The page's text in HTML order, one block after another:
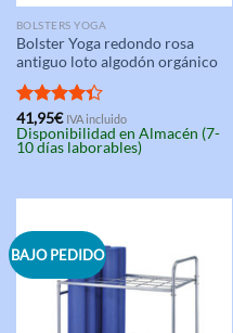
BOLSTERS YOGA
Bolster Yoga redondo rosa
antiguo loto algodón orgánico
Valorado
con4.33
de 5
41,95€ IVA incluido
Disponibilidad en Almacén (7-
10 días laborables)
BAJO PEDIDO